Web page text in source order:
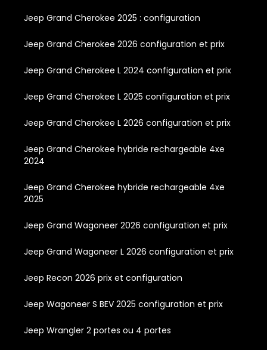
Jeep Grand Cherokee 2025 : configuration
Jeep Grand Cherokee 2026 configuration et prix
Jeep Grand Cherokee L 2024 configuration et prix
Jeep Grand Cherokee L 2025 configuration et prix
Jeep Grand Cherokee L 2026 configuration et prix
Jeep Grand Cherokee hybride rechargeable 4xe
2024
Jeep Grand Cherokee hybride rechargeable 4xe
2025
Jeep Grand Wagoneer 2026 configuration et prix
Jeep Grand Wagoneer L 2026 configuration et prix
Jeep Recon 2026 prix et configuration
Jeep Wagoneer S BEV 2025 configuration et prix
Jeep Wrangler 2 portes ou 4 portes